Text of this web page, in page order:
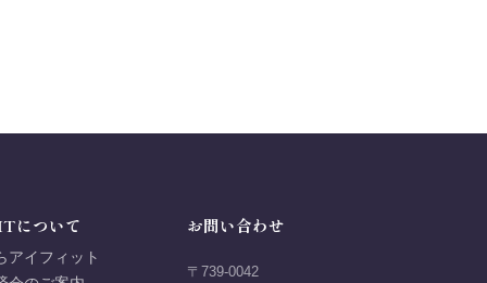
について
アイフィット
お問い合わせ
〒739-0042